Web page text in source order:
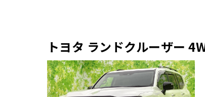
トヨタ ランドクルーザー